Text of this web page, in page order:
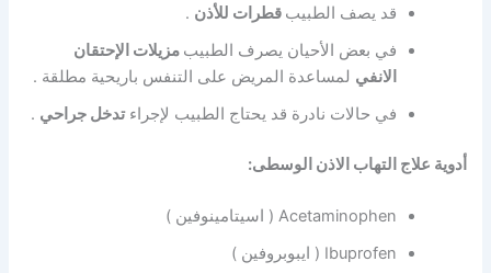
قد يصف الطبيب قطرات للأذن .
في بعض الأحيان يصرف الطبيب مزيلات الإحتقان
الانفي لمساعدة المريض على التنفس باريحية مطلقة .
في حالات نادرة قد يحتاج الطبيب لإجراءتدخل جراحي .
أدوية علاج التهاب الاذن الوسطى:
Acetaminophen ( اسيتامينوفين )
Ibuprofen ( ايبوبروفين )